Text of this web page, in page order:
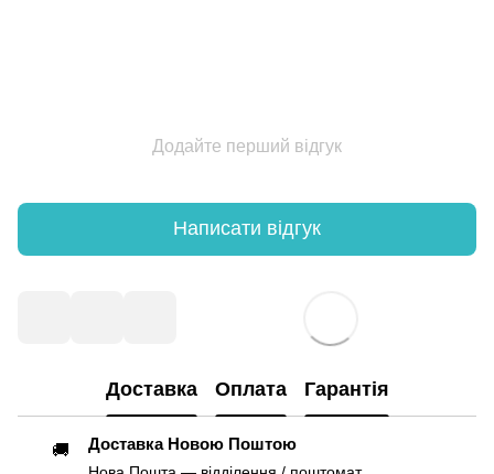
Додайте перший відгук
Написати відгук
Доставка Оплата Гарантія
🚚 Доставка Новою Поштою